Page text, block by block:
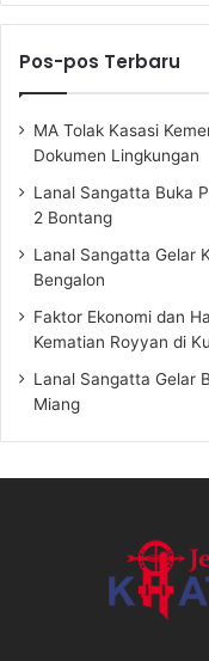
Pos-pos Terbaru
MA Tolak Kasasi
Dokumen Lingkungan
Lanal Sangatta Buka
2 Bontang
Lanal Sangatta Gelar
Bengalon
Faktor Ekonomi dan
Kematian Royyan di
Lanal Sangatta Gelar
Miang